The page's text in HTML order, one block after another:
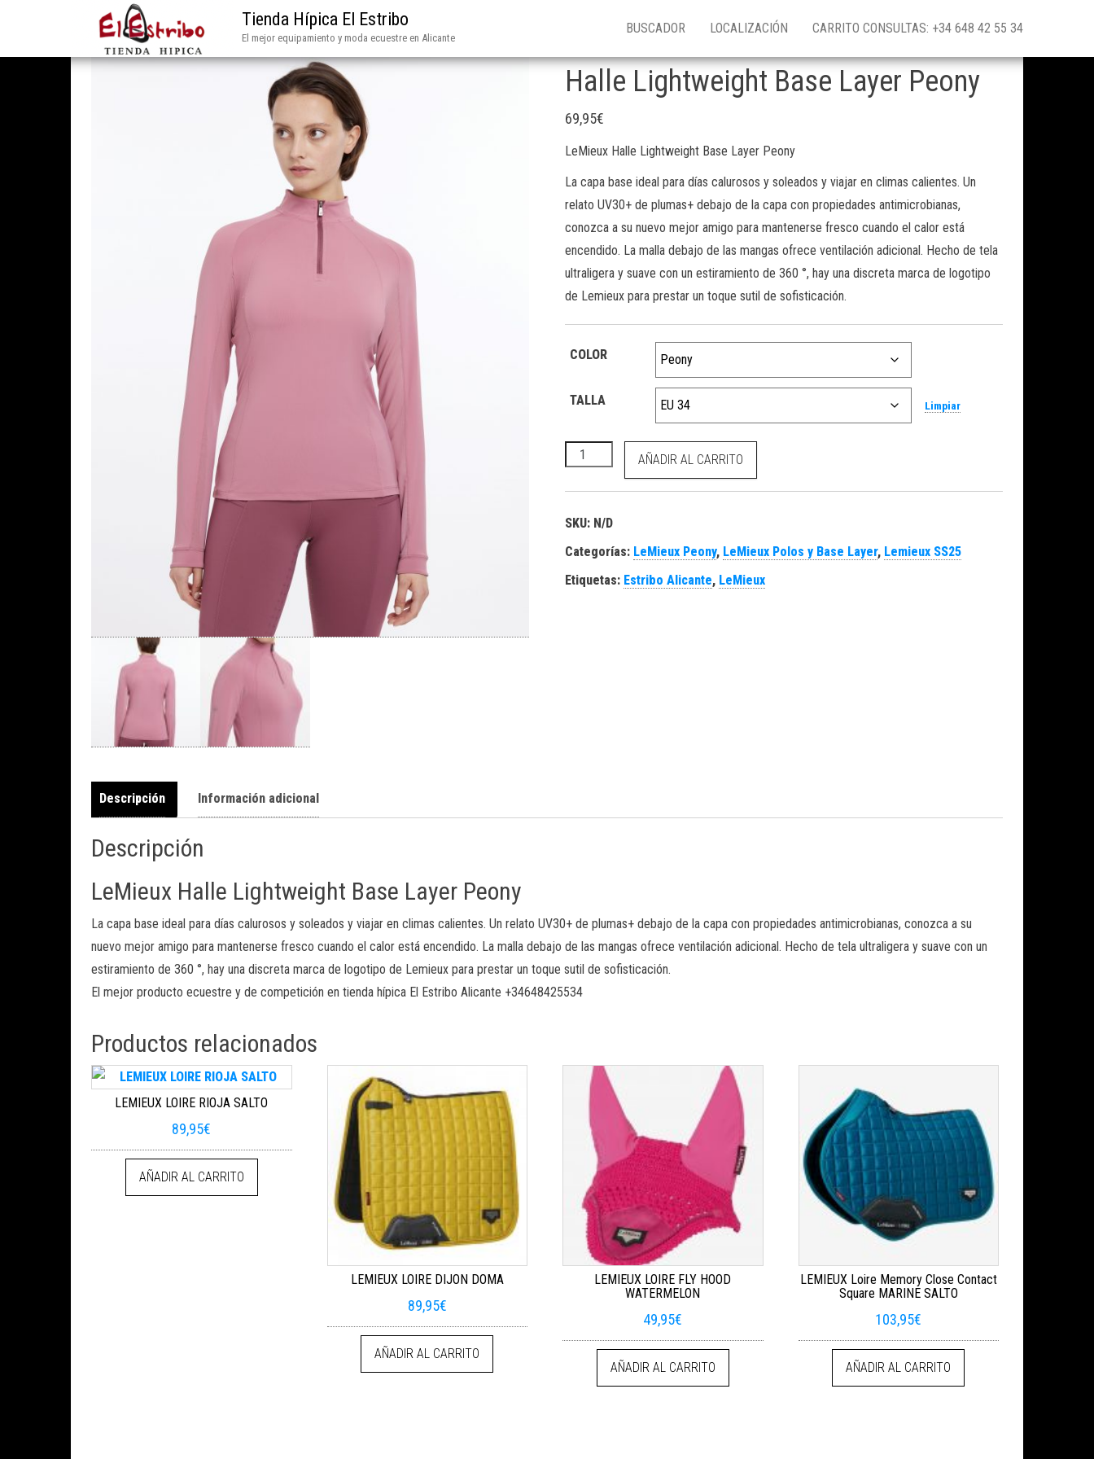
Tienda Hípica El Estribo
El mejor equipamiento y moda ecuestre en Alicante
BUSCADOR LOCALIZACIÓN CARRITO CONSULTAS: +34 648 42 55 34
Halle Lightweight Base Layer Peony
69,95€
LeMieux Halle Lightweight Base Layer Peony
La capa base ideal para días calurosos y soleados y viajar en climas calientes. Un
relato UV30+ de plumas+ debajo de la capa con propiedades antimicrobianas,
conozca a su nuevo mejor amigo para mantenerse fresco cuando el calor está
encendido. La malla debajo de las mangas ofrece ventilación adicional. Hecho de tela
ultraligera y suave con un estiramiento de 360 ​​°, hay una discreta marca de logotipo
de Lemieux para prestar un toque sutil de sofisticación.
COLOR
TALLA Limpiar
Halle Lightweight Base Layer Peony cantidad
AÑADIR AL CARRITO
SKU: N/D
Categorías: LeMieux Peony, LeMieux Polos y Base Layer, Lemieux SS25
Etiquetas: Estribo Alicante, LeMieux
Descripción Información adicional
Descripción
LeMieux Halle Lightweight Base Layer Peony
La capa base ideal para días calurosos y soleados y viajar en climas calientes. Un relato UV30+ de plumas+ debajo de la capa con propiedades antimicrobianas, conozca a su
nuevo mejor amigo para mantenerse fresco cuando el calor está encendido. La malla debajo de las mangas ofrece ventilación adicional. Hecho de tela ultraligera y suave con un
estiramiento de 360 ​​°, hay una discreta marca de logotipo de Lemieux para prestar un toque sutil de sofisticación.
El mejor producto ecuestre y de competición en tienda hípica El Estribo Alicante +34648425534
Productos relacionados
LEMIEUX LOIRE RIOJA SALTO
89,95€
AÑADIR AL CARRITO
LEMIEUX LOIRE DIJON DOMA
89,95€
AÑADIR AL CARRITO
LEMIEUX LOIRE FLY HOOD
WATERMELON
49,95€
AÑADIR AL CARRITO
LEMIEUX Loire Memory Close Contact
Square MARINE SALTO
103,95€
AÑADIR AL CARRITO